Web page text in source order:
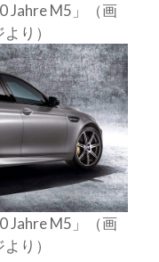
Jahre M5」（画
り）
Jahre M5」（画
り）